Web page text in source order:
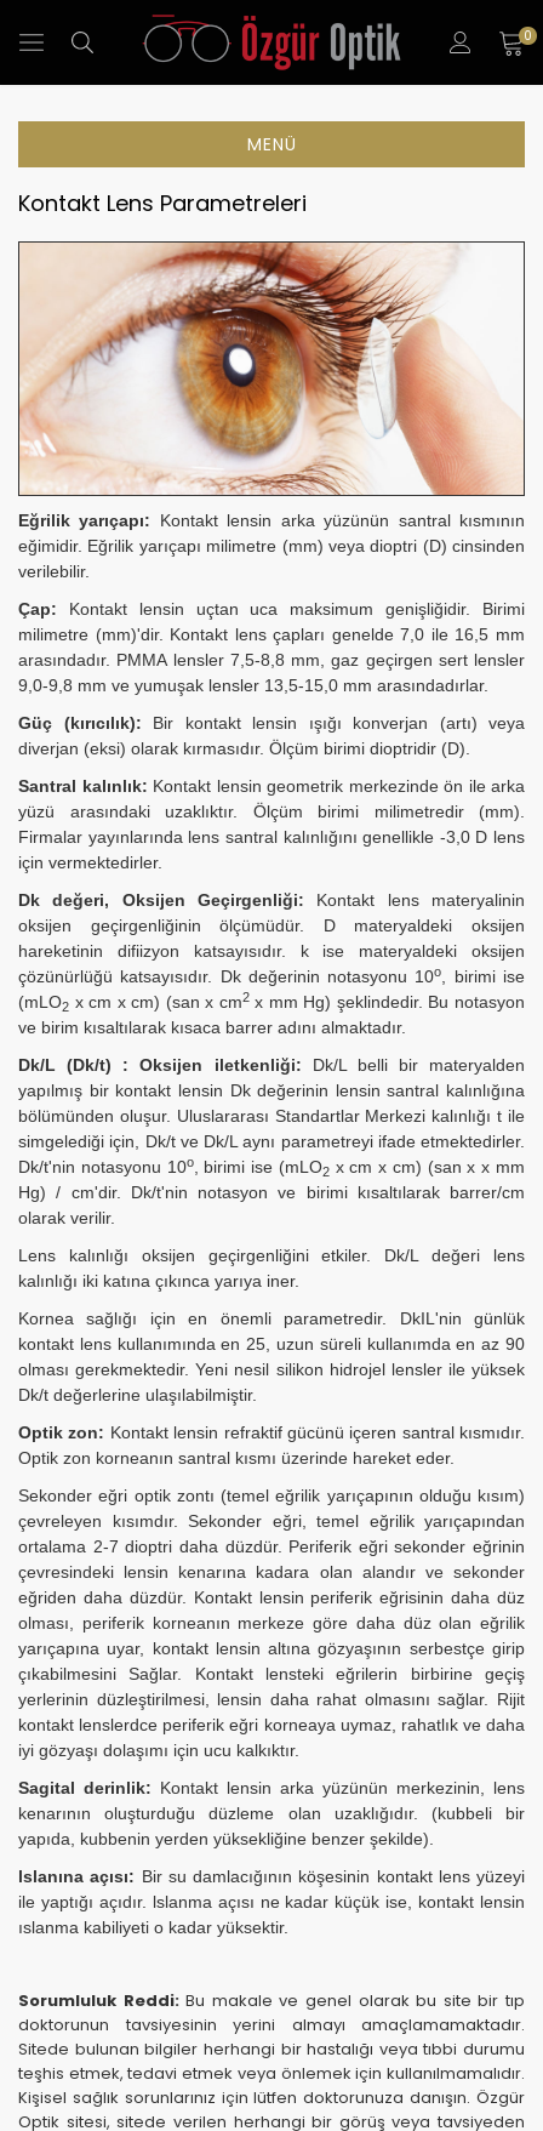
0
MENÜ
Kontakt Lens Parametreleri
Eğrilik yarıçapı: Kontakt lensin arka yüzünün santral kısmının
eğimidir. Eğrilik yarıçapı milimetre (mm) veya dioptri (D) cinsinden
verilebilir.
Çap: Kontakt lensin uçtan uca maksimum genişliğidir. Birimi
milimetre (mm)'dir. Kontakt lens çapları genelde 7,0 ile 16,5 mm
arasındadır. PMMA lensler 7,5-8,8 mm, gaz geçirgen sert lensler
9,0-9,8 mm ve yumuşak lensler 13,5-15,0 mm arasındadırlar.
Güç (kırıcılık): Bir kontakt lensin ışığı konverjan (artı) veya
diverjan (eksi) olarak kırmasıdır. Ölçüm birimi dioptridir (D).
Santral kalınlık: Kontakt lensin geometrik merkezinde ön ile arka
yüzü arasındaki uzaklıktır. Ölçüm birimi milimetredir (mm).
Firmalar yayınlarında lens santral kalınlığını genellikle -3,0 D lens
için vermektedirler.
Dk değeri, Oksijen Geçirgenliği: Kontakt lens materyalinin
oksijen geçirgenliğinin ölçümüdür. D materyaldeki oksijen
hareketinin difiizyon katsayısıdır. k ise materyaldeki oksijen
çözünürlüğü katsayısıdır. Dk değerinin notasyonu 10o
, birimi ise
(mLO2 x cm x cm) (san x cm2x mm Hg) şeklindedir. Bu notasyon
ve birim kısaltılarak kısaca barrer adını almaktadır.
Dk/L (Dk/t) : Oksijen iletkenliği: Dk/L belli bir materyalden
yapılmış bir kontakt lensin Dk değerinin lensin santral kalınlığına
bölümünden oluşur. Uluslararası Standartlar Merkezi kalınlığı t ile
simgelediği için, Dk/t ve Dk/L aynı parametreyi ifade etmektedirler.
Dk/t'nin notasyonu 10o, birimi ise (mLO2x cm x cm) (san x x mm
Hg) / cm'dir. Dk/t'nin notasyon ve birimi kısaltılarak barrer/cm
olarak verilir.
Lens kalınlığı oksijen geçirgenliğini etkiler. Dk/L değeri lens
kalınlığı iki katına çıkınca yarıya iner.
Kornea sağlığı için en önemli parametredir. DkIL'nin günlük
kontakt lens kullanımında en 25, uzun süreli kullanımda en az 90
olması gerekmektedir. Yeni nesil silikon hidrojel lensler ile yüksek
Dk/t değerlerine ulaşılabilmiştir.
Optik zon: Kontakt lensin refraktif gücünü içeren santral kısmıdır.
Optik zon korneanın santral kısmı üzerinde hareket eder.
Sekonder eğri optik zontı (temel eğrilik yarıçapının olduğu kısım)
çevreleyen kısımdır. Sekonder eğri, temel eğrilik yarıçapından
ortalama 2-7 dioptri daha düzdür. Periferik eğri sekonder eğrinin
çevresindeki lensin kenarına kadara olan alandır ve sekonder
eğriden daha düzdür. Kontakt lensin periferik eğrisinin daha düz
olması, periferik korneanın merkeze göre daha düz olan eğrilik
yarıçapına uyar, kontakt lensin altına gözyaşının serbestçe girip
çıkabilmesini Sağlar. Kontakt lensteki eğrilerin birbirine geçiş
yerlerinin düzleştirilmesi, lensin daha rahat olmasını sağlar. Rijit
kontakt lenslerdce periferik eğri korneaya uymaz, rahatlık ve daha
iyi gözyaşı dolaşımı için ucu kalkıktır.
Sagital derinlik: Kontakt lensin arka yüzünün merkezinin, lens
kenarının oluşturduğu düzleme olan uzaklığıdır. (kubbeli bir
yapıda, kubbenin yerden yüksekliğine benzer şekilde).
lslanına açısı: Bir su damlacığının köşesinin kontakt lens yüzeyi
ile yaptığı açıdır. lslanma açısı ne kadar küçük ise, kontakt lensin
ıslanma kabiliyeti o kadar yüksektir.
Sorumluluk Reddi:Bu makale ve genel olarak bu site bir tıp
doktorunun tavsiyesinin yerini almayı amaçlamamaktadır.
Sitede bulunan bilgiler herhangi bir hastalığı veya tıbbi durumu
teşhis etmek, tedavi etmek veya önlemek için kullanılmamalıdır.
Kişisel sağlık sorunlarınız için lütfen doktorunuza danışın. Özgür
Optik sitesi, sitede verilen herhangi bir görüş veya tavsiyeden